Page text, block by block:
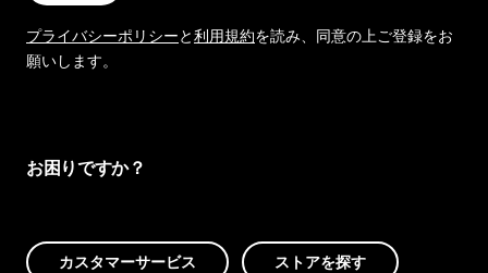
プライバシーポリシーと利用規約を読み、同意の上ご登録をお
願いします。
お困りですか？
カスタマーサービス ストアを探す